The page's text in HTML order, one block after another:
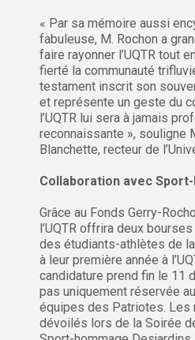
« Par sa mémoire aussi
fabuleuse, M. Rochon a
faire rayonner l’UQTR tout
fierté la communauté
testament inscrit son
et représente un geste du
l’UQTR lui sera à jamais
reconnaissante », souligne
Blanchette, recteur de
Collaboration avec
Grâce au Fonds Gerry-
l’UQTR offrira deux
des étudiants-athlètes de
à leur première année à
candidature prend fin le 11
pas uniquement réservée
équipes des Patriotes. Les
dévoilés lors de la Soirée